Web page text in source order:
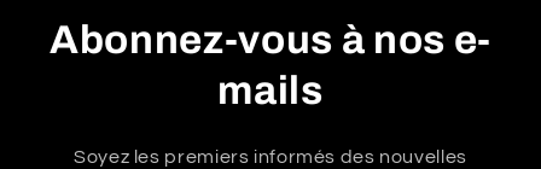
Abonnez-vous à nos e-
mails
Soyez les premiers informés des nouvelles